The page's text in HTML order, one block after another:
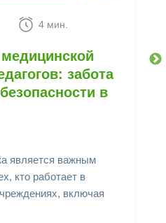
4 мин.
забота
в
является важным
кто работает в
включая